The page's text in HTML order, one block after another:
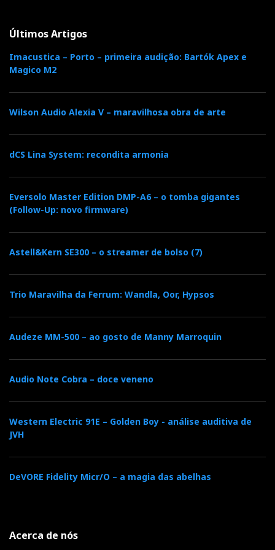
ouvimos sistemas maiores, mais caros, mais
Dragon. Mas não ouvimos, em mais nenhum lado,
uma imagem estereofónica com esta naturalidade em
todos os planos: largura, profundidade e altura.
que lembrava a lógica espacial das Linkwitz, mas com
muito mais corpo, escala e densidade harmónica.
Constellation Statement
instrumentos e havia aquela ilusão rara de que o
Últimos Artigos
Imacustica – Porto – primeira audição: Bartók Apex e
Magico M2
Wilson Audio Alexia V – maravilhosa obra de arte
dCS Lina System: recondita armonia
Eversolo Master Edition DMP-A6 – o tomba gigantes
(Follow-Up: novo firmware)
Astell&Kern SE300 – o streamer de bolso (7)
Trio Maravilha da Ferrum: Wandla, Oor, Hypsos
Audeze MM-500 – ao gosto de Manny Marroquin
Audio Note Cobra – doce veneno
Western Electric 91E – Golden Boy - análise auditiva de
JVH
DeVORE Fidelity Micr/O – a magia das abelhas
Acerca de nós